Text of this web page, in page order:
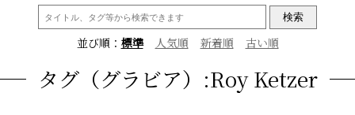
検
索:
並び順： 標準 人気順 新着順 古い順
タグ（グラビア）:Roy Ketzer